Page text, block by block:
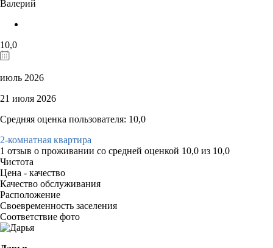
Валерий
10,0
июль 2026
21 июля 2026
Средняя оценка пользователя: 10,0
2-комнатная квартира
1 отзыв о проживании со средней оценкой 10,0 из 10,0
Чистота
Цена - качество
Качество обслуживания
Расположение
Своевременность заселения
Соответствие фото